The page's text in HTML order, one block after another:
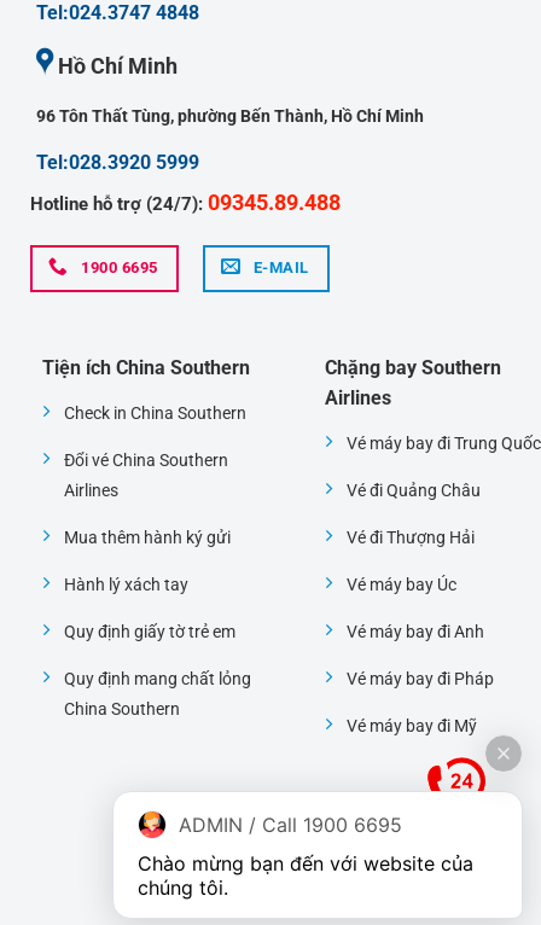
Tel:024.3747 4848
Hồ Chí Minh
96 Tôn Thất Tùng, phường Bến Thành, Hồ Chí Minh
Tel:028.3920 5999
Hotline hỗ trợ (24/7): 09345.89.488
1900 6695 E-MAIL
Tiện ích China Southern
Check in China Southern
Đổi vé China Southern
Airlines
Mua thêm hành ký gửi
Hành lý xách tay
Quy định giấy tờ trẻ em
Quy định mang chất lỏng
China Southern
Chặng bay Southern
Airlines
Vé máy bay đi Trung Quốc
Vé đi Quảng Châu
Vé đi Thượng Hải
Vé máy bay Úc
Vé máy bay đi Anh
Vé máy bay đi Pháp
Vé máy bay đi Mỹ
ADMIN / Call 1900 6695
Chào mừng bạn đến với website của
chúng tôi.